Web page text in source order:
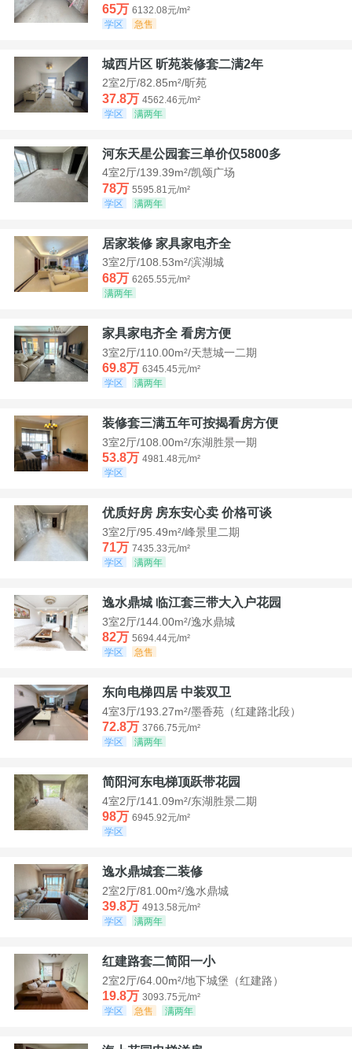
65万 6132.08元/m²
学区
急售
城西片区 昕苑装修套二满2年
2室2厅/82.85m²/昕苑
37.8万 4562.46元/m²
学区
满两年
河东天星公园套三单价仅5800多
4室2厅/139.39m²/凯颂广场
78万 5595.81元/m²
学区
满两年
居家装修 家具家电齐全
3室2厅/108.53m²/滨湖城
68万 6265.55元/m²
满两年
家具家电齐全 看房方便
3室2厅/110.00m²/天慧城一二期
69.8万 6345.45元/m²
学区
满两年
装修套三满五年可按揭看房方便
3室2厅/108.00m²/东湖胜景一期
53.8万 4981.48元/m²
学区
优质好房 房东安心卖 价格可谈
3室2厅/95.49m²/峰景里二期
71万 7435.33元/m²
学区
满两年
逸水鼎城 临江套三带大入户花园
3室2厅/144.00m²/逸水鼎城
82万 5694.44元/m²
学区
急售
东向电梯四居 中装双卫
4室3厅/193.27m²/墨香苑（红建路北段）
72.8万 3766.75元/m²
学区
满两年
简阳河东电梯顶跃带花园
4室2厅/141.09m²/东湖胜景二期
98万 6945.92元/m²
学区
逸水鼎城套二装修
2室2厅/81.00m²/逸水鼎城
39.8万 4913.58元/m²
学区
满两年
红建路套二简阳一小
2室2厅/64.00m²/地下城堡（红建路）
19.8万 3093.75元/m²
学区
急售 满两年